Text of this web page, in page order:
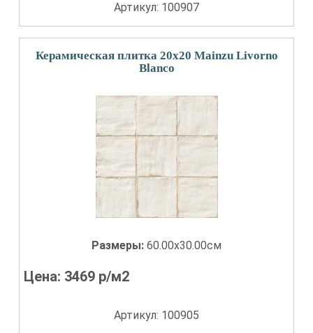
Артикул: 100907
Керамическая плитка 20x20 Mainzu Livorno
Blanco
Размеры: 60.00x30.00см
Цена: 3469 р/м2
Артикул: 100905